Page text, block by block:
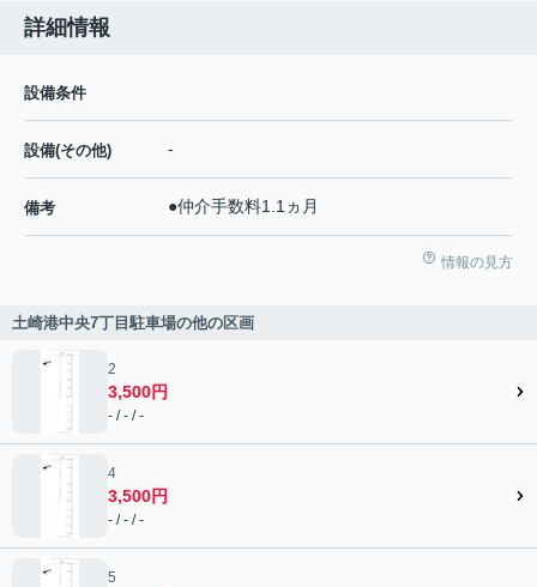
詳細情報
設備条件
設備(その他) -
備考 ●仲介手数料1.1ヵ月
情報の見方
土崎港中央7丁目駐車場の他の区画
2
3,500円
- / - / -
4
3,500円
- / - / -
5